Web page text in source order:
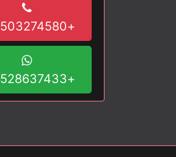
+972503274580
+972528637433